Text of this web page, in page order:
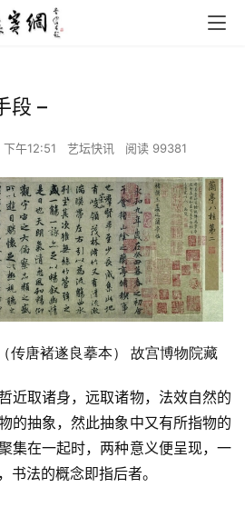
段 –
午12:51 艺坛快讯 阅读 99381
传唐褚遂良摹本） 故宫博物院藏
取诸身，远取诸物，法效自然的
的抽象，然此抽象中又有所指物的
集在一起时，两种意义便呈现，一
书法的概念即指后者。